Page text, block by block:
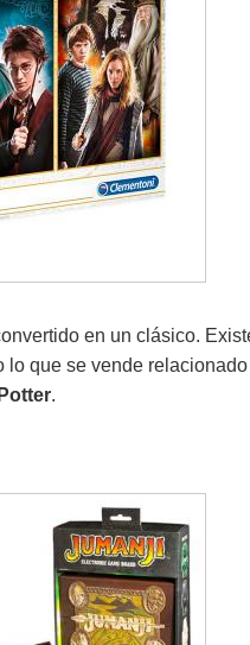
en un clásico.
lo que se vende
.